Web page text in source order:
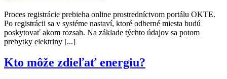
Proces registrácie prebieha online prostredníctvom portálu OKTE.
Po registrácii sa v systéme nastaví, ktoré odberné miesta budú
poskytovať akom rozsah. Na základe týchto údajov sa potom
prebytky elektriny [...]
Kto môže zdieľať energiu?